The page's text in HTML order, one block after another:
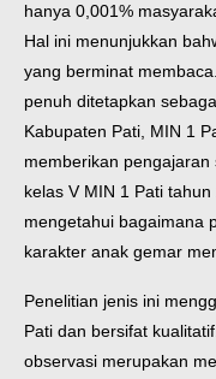
hanya 0,001%
Hal ini menunjukkan
yang berminat
penuh ditetapkan
Kabupaten Pati, MIN 1
memberikan
kelas V MIN 1 Pati
mengetahui bagaimana
karakter anak gemar
Penelitian jenis ini
Pati dan bersifat
observasi merupakan